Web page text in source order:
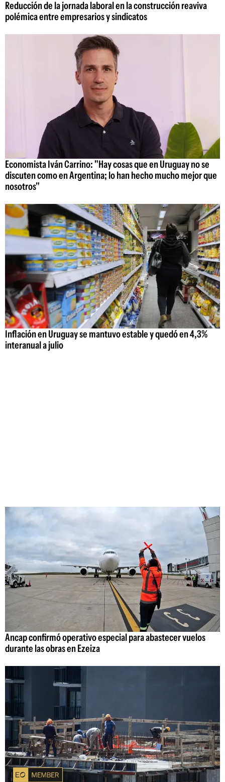
Reducción de la jornada laboral en la construcción reaviva
polémica entre empresarios y sindicatos
Economista Iván Carrino: "Hay cosas que en Uruguay no se
discuten como en Argentina; lo han hecho mucho mejor que
nosotros"
Inflación en Uruguay se mantuvo estable y quedó en 4,3%
interanual a julio
Ancap confirmó operativo especial para abastecer vuelos
durante las obras en Ezeiza